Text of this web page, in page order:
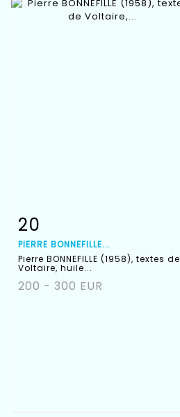
Fiche détaillée
20
PIERRE BONNEFILLE...
Pierre BONNEFILLE (1958), textes de
Voltaire, huile...
200 - 300 EUR